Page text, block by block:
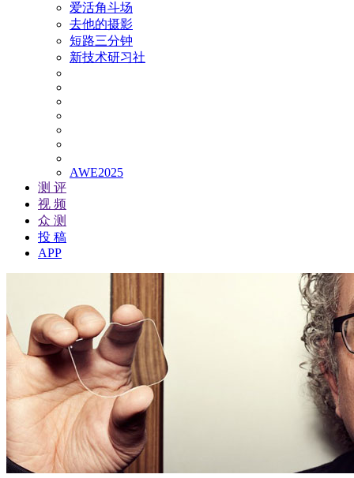
爱活角斗场
去他的摄影
短路三分钟
新技术研习社
AWE2025
测 评
视 频
众 测
投 稿
APP